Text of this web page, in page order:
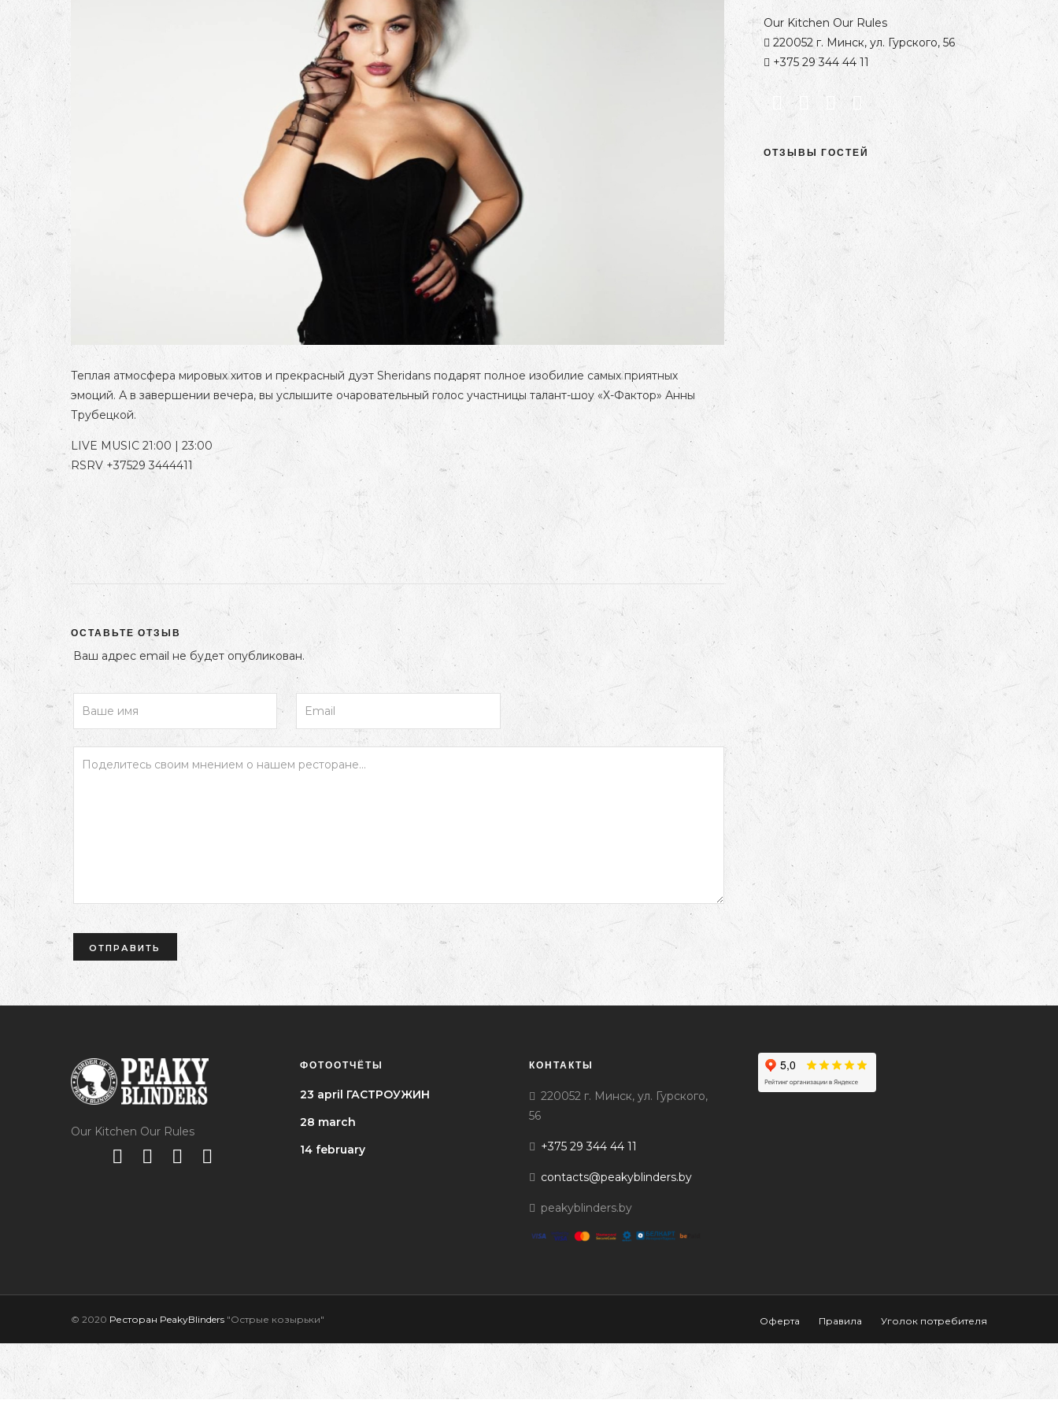
Теплая атмосфера мировых хитов и прекрасный дуэт Sheridans подарят полное изобилие самых приятных
эмоций. А в завершении вечера, вы услышите очаровательный голос участницы талант-шоу «Х-Фактор» Анны
Трубецкой.
LIVE MUSIC 21:00 | 23:00
RSRV +37529 3444411
ОСТАВЬТЕ ОТЗЫВ
Ваш адрес email не будет опубликован.
Our Kitchen Our Rules
220052 г. Минск, ул. Гурского, 56
+375 29 344 44 11
ОТЗЫВЫ ГОСТЕЙ
Our Kitchen Our Rules
ФОТООТЧЁТЫ
23 april ГАСТРОУЖИН
28 march
14 february
КОНТАКТЫ
220052 г. Минск, ул. Гурского,
56
+375 29 344 44 11
contacts@peakyblinders.by
peakyblinders.by
Оферта Правила Уголок потребителя
© 2020 Ресторан PeakyBlinders "Острые козырьки"